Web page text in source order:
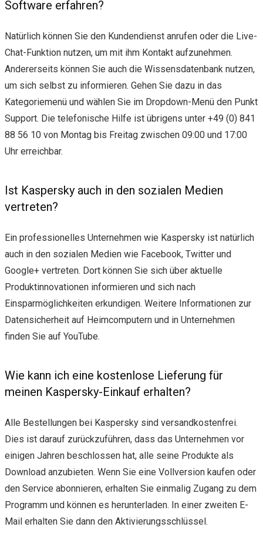
Software erfahren?
Natürlich können Sie den Kundendienst anrufen oder die Live-
Chat-Funktion nutzen, um mit ihm Kontakt aufzunehmen.
Andererseits können Sie auch die Wissensdatenbank nutzen,
um sich selbst zu informieren. Gehen Sie dazu in das
Kategoriemenü und wählen Sie im Dropdown-Menü den Punkt
Support. Die telefonische Hilfe ist übrigens unter +49 (0) 841
88 56 10 von Montag bis Freitag zwischen 09:00 und 17:00
Uhr erreichbar.
Ist Kaspersky auch in den sozialen Medien
vertreten?
Ein professionelles Unternehmen wie Kaspersky ist natürlich
auch in den sozialen Medien wie Facebook, Twitter und
Google+ vertreten. Dort können Sie sich über aktuelle
Produktinnovationen informieren und sich nach
Einsparmöglichkeiten erkundigen. Weitere Informationen zur
Datensicherheit auf Heimcomputern und in Unternehmen
finden Sie auf YouTube.
Wie kann ich eine kostenlose Lieferung für
meinen Kaspersky-Einkauf erhalten?
Alle Bestellungen bei Kaspersky sind versandkostenfrei.
Dies ist darauf zurückzuführen, dass das Unternehmen vor
einigen Jahren beschlossen hat, alle seine Produkte als
Download anzubieten. Wenn Sie eine Vollversion kaufen oder
den Service abonnieren, erhalten Sie einmalig Zugang zu dem
Programm und können es herunterladen. In einer zweiten E-
Mail erhalten Sie dann den Aktivierungsschlüssel.